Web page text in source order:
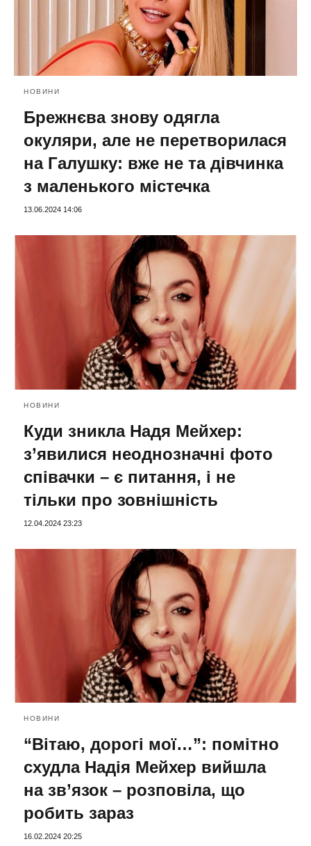
НОВИНИ
Брежнєва знову одягла
окуляри, але не перетворилася
на Галушку: вже не та дівчинка
з маленького містечка
13.06.2024 14:06
НОВИНИ
Куди зникла Надя Мейхер:
з’явилися неоднозначні фото
співачки – є питання, і не
тільки про зовнішність
12.04.2024 23:23
НОВИНИ
“Вітаю, дорогі мої…”: помітно
схудла Надія Мейхер вийшла
на зв’язок – розповіла, що
робить зараз
16.02.2024 20:25